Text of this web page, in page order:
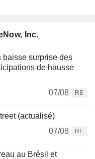
Inc.
baisse surprise des
de hausse
07/08
RE
(actualisé)
07/08
RE
au Brésil et